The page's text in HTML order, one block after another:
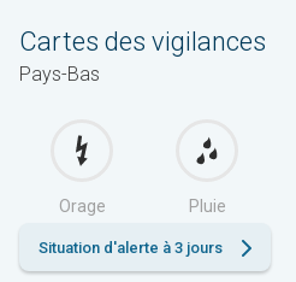
Cartes des vigilances
Pays-Bas
Orage Pluie
Situation d'alerte à 3 jours